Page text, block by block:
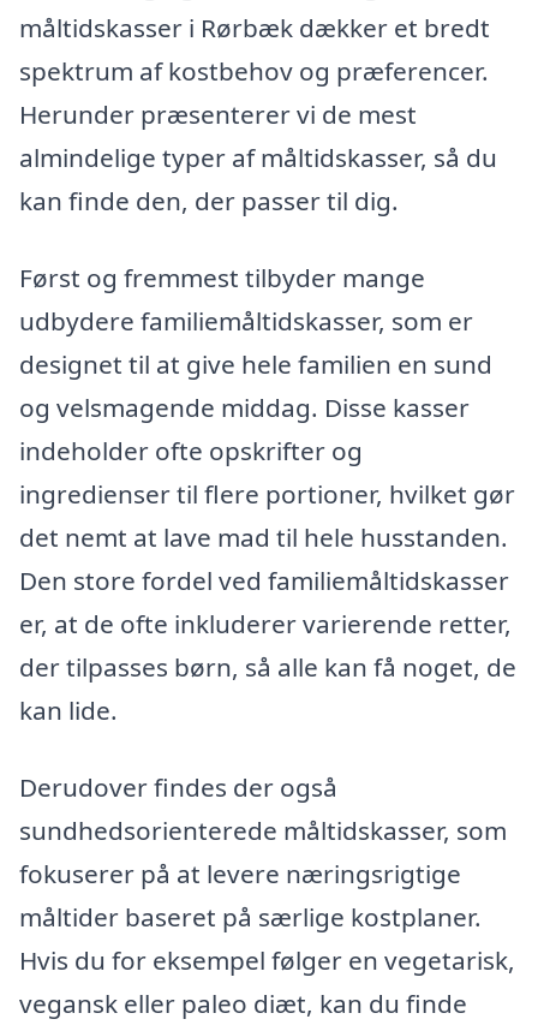
måltidskasser i Rørbæk dækker et bredt
spektrum af kostbehov og præferencer.
Herunder præsenterer vi de mest
almindelige typer af måltidskasser, så du
kan finde den, der passer til dig.
Først og fremmest tilbyder mange
udbydere familiemåltidskasser, som er
designet til at give hele familien en sund
og velsmagende middag. Disse kasser
indeholder ofte opskrifter og
ingredienser til flere portioner, hvilket gør
det nemt at lave mad til hele husstanden.
Den store fordel ved familiemåltidskasser
er, at de ofte inkluderer varierende retter,
der tilpasses børn, så alle kan få noget, de
kan lide.
Derudover findes der også
sundhedsorienterede måltidskasser, som
fokuserer på at levere næringsrigtige
måltider baseret på særlige kostplaner.
Hvis du for eksempel følger en vegetarisk,
vegansk eller paleo diæt, kan du finde